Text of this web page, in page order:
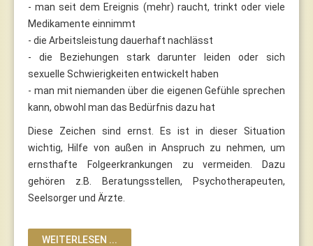
- man seit dem Ereignis (mehr) raucht, trinkt oder viele
Medikamente einnimmt
- die Arbeitsleistung dauerhaft nachlässt
- die Beziehungen stark darunter leiden oder sich
sexuelle Schwierigkeiten entwickelt haben
- man mit niemanden über die eigenen Gefühle sprechen
kann, obwohl man das Bedürfnis dazu hat
Diese Zeichen sind ernst. Es ist in dieser Situation
wichtig, Hilfe von außen in Anspruch zu nehmen, um
ernsthafte Folgeerkrankungen zu vermeiden. Dazu
gehören z.B. Beratungsstellen, Psychotherapeuten,
Seelsorger und Ärzte.
WEITERLESEN ...